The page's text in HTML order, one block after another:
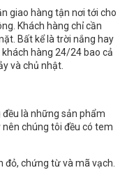
giao hàng tận nơi tới cho
Khách hàng chỉ cần
Bất kể là trời nắng hay
hàng 24/24 bao cả
và chủ nhật.
là những sản phẩm
chúng tôi đều có tem
đỏ, chứng từ và mã vạch.